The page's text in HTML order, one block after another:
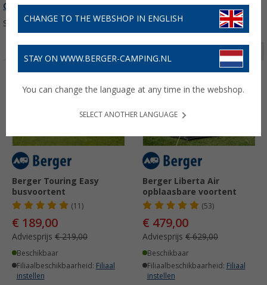
Camper- en busvoortenten>>>
Sorteren:
Pagina 1 van 4
Berger Touring Easy
busvoortent
(11)
€ 189,00
Adviesprijs € 219,00
Beschikbaar
Filiaalbeschikbaarheid: Filiaal
instellen
Berger Liberta Air
opblaasbare voortent
(53)
€ 479,00
Adviesprijs € 629,00
Beschikbaar
Filiaalbeschikbaarheid: Filiaal
instellen
CHANGE TO THE WEBSHOP IN ENGLISH
STAY ON WWW.BERGER-CAMPING.NL
You can change the language at any time in the webshop.
SELECT ANOTHER LANGUAGE